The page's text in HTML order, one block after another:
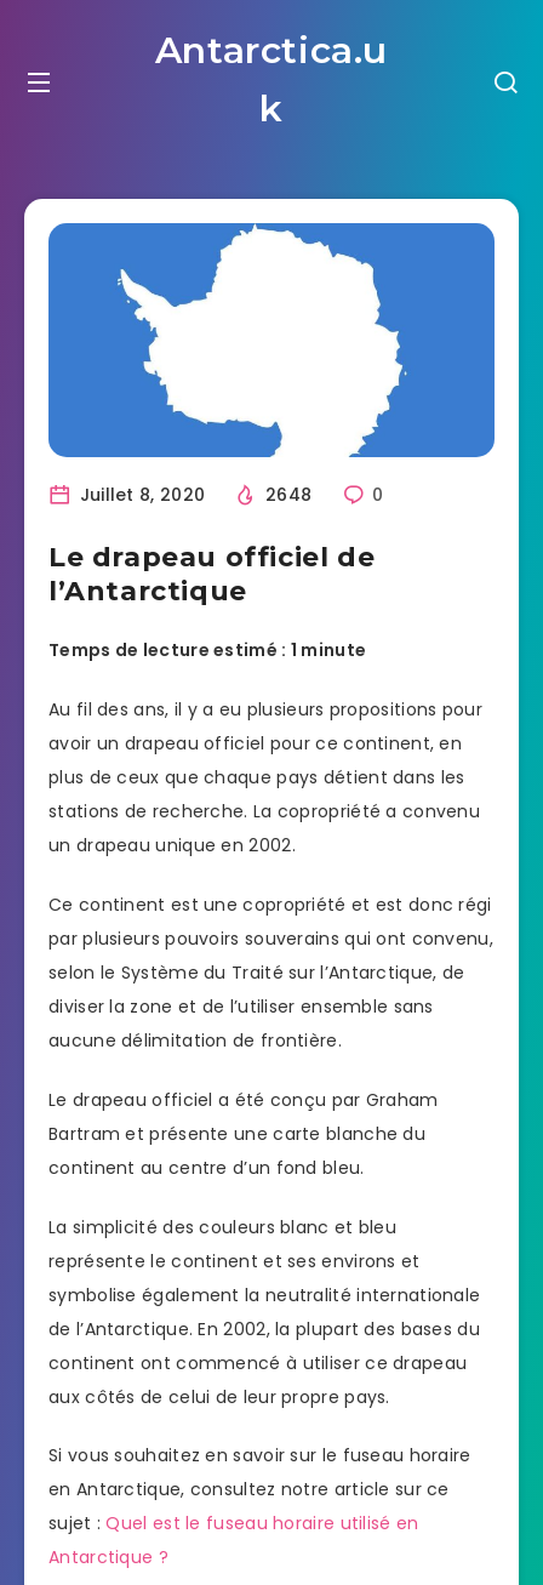
Antarctica.u
k
Juillet 8, 2020 2648 0
Le drapeau officiel de
l’Antarctique
Temps de lecture estimé : 1 minute
Au fil des ans, il y a eu plusieurs propositions pour
avoir un drapeau officiel pour ce continent, en
plus de ceux que chaque pays détient dans les
stations de recherche. La copropriété a convenu
un drapeau unique en 2002.
Ce continent est une copropriété et est donc régi
par plusieurs pouvoirs souverains qui ont convenu,
selon le Système du Traité sur l’Antarctique, de
diviser la zone et de l’utiliser ensemble sans
aucune délimitation de frontière.
Le drapeau officiel a été conçu par Graham
Bartram et présente une carte blanche du
continent au centre d’un fond bleu.
La simplicité des couleurs blanc et bleu
représente le continent et ses environs et
symbolise également la neutralité internationale
de l’Antarctique. En 2002, la plupart des bases du
continent ont commencé à utiliser ce drapeau
aux côtés de celui de leur propre pays.
Si vous souhaitez en savoir sur le fuseau horaire
en Antarctique, consultez notre article sur ce
sujet :Quel est le fuseau horaire utilisé en
Antarctique ?